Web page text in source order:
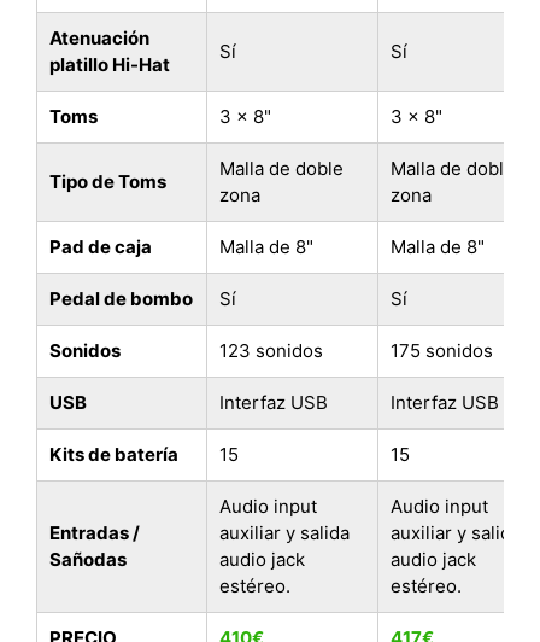
Atenuación
platillo Hi-Hat
Sí Sí
Toms 3 x 8" 3 x 8"
Tipo de Toms
Malla de doble
zona
Malla de doble
zona
Pad de caja Malla de 8" Malla de 8"
Pedal de bombo Sí Sí
Sonidos 123 sonidos 175 sonidos
USB Interfaz USB Interfaz USB
Kits de batería 15 15
Entradas /
Sañodas
Audio input
auxiliar y salida
audio jack
estéreo.
Audio input
auxiliar y salida
audio jack
estéreo.